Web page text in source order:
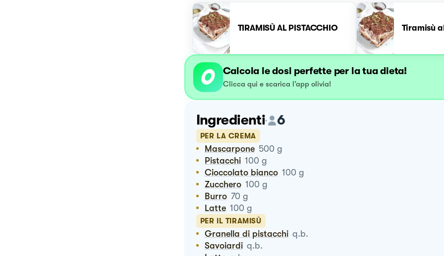
TIRAMISÙ AL PISTACCHIO Tiramisù
Calcola le dosi perfette per la tua dieta!
Clicca qui e scarica l’app olivia!
Ingredienti 6
PER LA CREMA
Mascarpone 500 g
Pistacchi 100 g
Cioccolato bianco 100 g
Zucchero 100 g
Burro 70 g
Latte 100 g
PER IL TIRAMISÙ
Granella di pistacchi q.b.
Savoiardi q.b.